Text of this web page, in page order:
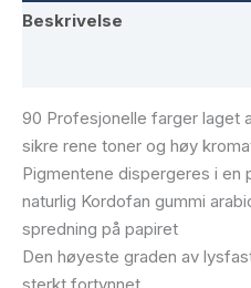
Beskrivelse
90 Profesjonelle farger laget
sikre rene toner og høy
Pigmentene dispergeres i en
naturlig Kordofan gummi
spredning på papiret
Den høyeste graden av
sterkt fortynnet.